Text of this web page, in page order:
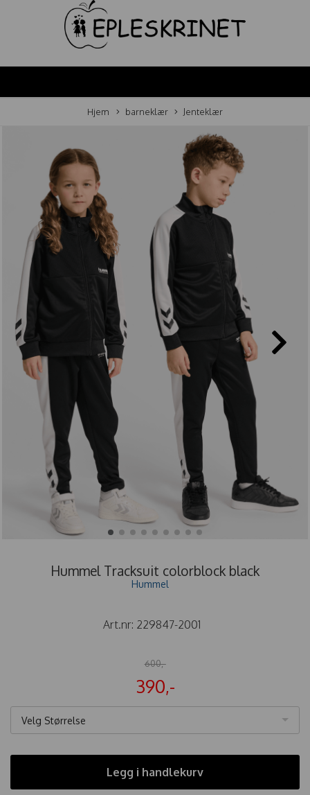
Hjem barneklær Jenteklær
Hummel Tracksuit colorblock black
Hummel
Art.nr: 229847-2001
600,-
390,-
Velg Størrelse
Legg i handlekurv